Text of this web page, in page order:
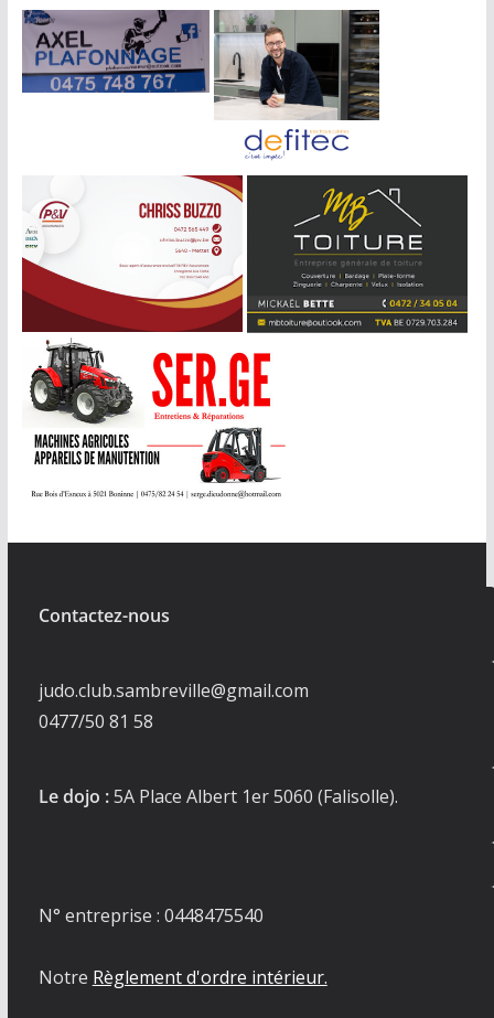
Contactez-nous
judo.club.sambreville@gmail.com
0477/50 81 58
Le dojo :5A Place Albert 1er 5060 (Falisolle).
N° entreprise : 0448475540
Notre Règlement d'ordre intérieur.